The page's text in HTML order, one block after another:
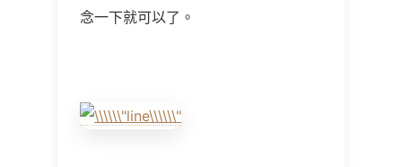
念一下就可以了。